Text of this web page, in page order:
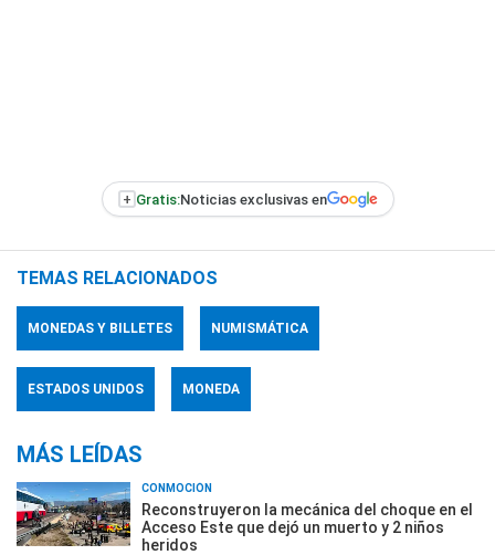
+ Gratis:Noticias exclusivas en
TEMAS RELACIONADOS
MONEDAS Y BILLETES NUMISMÁTICA
ESTADOS UNIDOS MONEDA
MÁS LEÍDAS
CONMOCIÓN
Reconstruyeron la mecánica del choque en el
Acceso Este que dejó un muerto y 2 niños
heridos